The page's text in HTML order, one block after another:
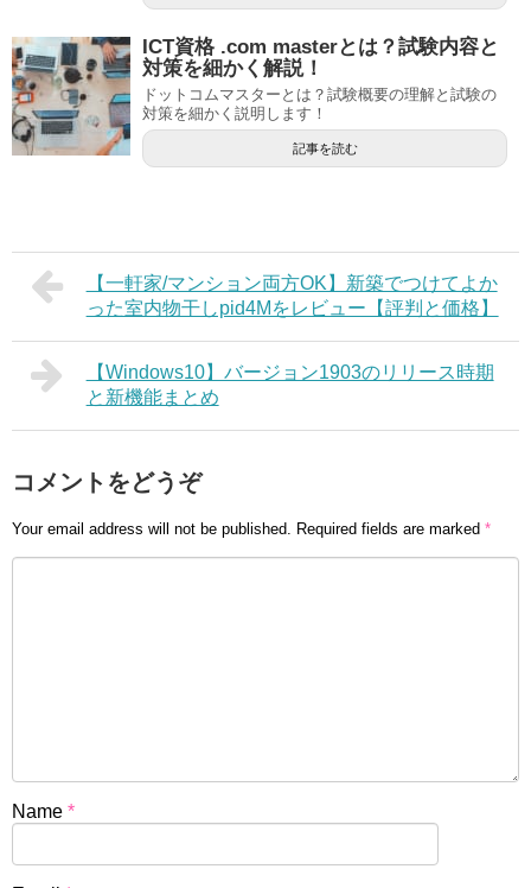
ICT資格 .com masterとは？試験内容と
対策を細かく解説！
ドットコムマスターとは？試験概要の理解と試験の
対策を細かく説明します！
記事を読む
【一軒家/マンション両方OK】新築でつけてよか
った室内物干しpid4Mをレビュー【評判と価格】
【Windows10】バージョン1903のリリース時期
と新機能まとめ
コメントをどうぞ
Your email address will not be published. Required fields are marked *
Name *